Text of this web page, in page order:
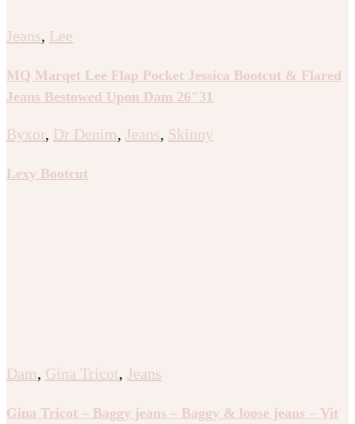
Jeans, Lee
MQ Marqet Lee Flap Pocket Jessica Bootcut & Flared
Jeans Bestowed Upon Dam 26″31
Byxor, Dr Denim, Jeans, Skinny
Lexy Bootcut
Dam, Gina Tricot, Jeans
Gina Tricot – Baggy jeans – Baggy & loose jeans – Vit